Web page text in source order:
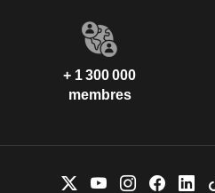
+ 1 300 000
membres